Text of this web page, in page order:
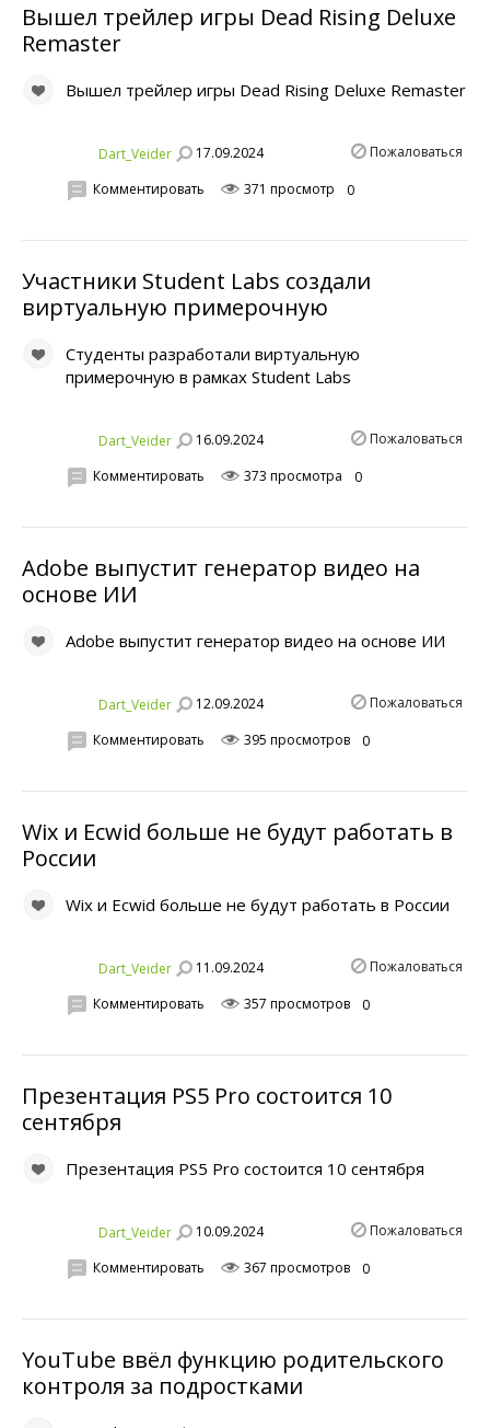
Вышел трейлер игры Dead Rising Deluxe
Remaster
Вышел трейлер игры Dead Rising Deluxe Remaster
Dart_Veider 17.09.2024 Пожаловаться
Комментировать 371 просмотр 0
Участники Student Labs создали
виртуальную примерочную
Студенты разработали виртуальную
примерочную в рамках Student Labs
Dart_Veider 16.09.2024 Пожаловаться
Комментировать 373 просмотра 0
Adobe выпустит генератор видео на
основе ИИ
Adobe выпустит генератор видео на основе ИИ
Dart_Veider 12.09.2024 Пожаловаться
Комментировать 395 просмотров 0
Wix и Ecwid больше не будут работать в
России
Wix и Ecwid больше не будут работать в России
Dart_Veider 11.09.2024 Пожаловаться
Комментировать 357 просмотров 0
Презентация PS5 Pro состоится 10
сентября
Презентация PS5 Pro состоится 10 сентября
Dart_Veider 10.09.2024 Пожаловаться
Комментировать 367 просмотров 0
YouTube ввёл функцию родительского
контроля за подростками